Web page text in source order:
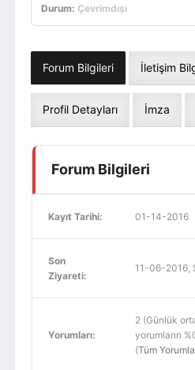
Durum: Çevrimdışı
Forum Bilgileri İletişim
Profil Detayları İmza
Forum Bilgileri
Kayıt Tarihi: 01-14-2016
Son
Ziyareti:
11-06-2016,
Yorumları:
2 (Günlük
yorumların
(Tüm